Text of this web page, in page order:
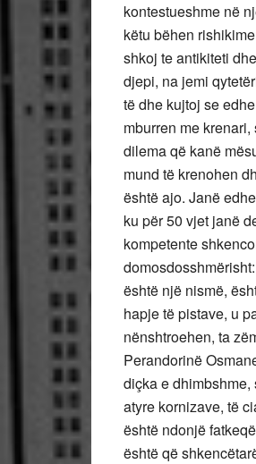
kontestueshme në
këtu bëhen
shkoj te antikiteti
djepi, na jemi
të dhe kujtoj se
mburren me
dilema që kanë
mund të krenohen
është ajo. Janë
ku për 50 vjet janë
kompetente
është një nismë,
hapje të pistave, u
nënshtroehen, ta
Perandorinë
diçka e
atyre kornizave, të
është ndonjë
është që